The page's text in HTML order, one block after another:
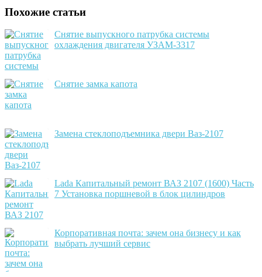
Похожие статьи
Снятие выпускного патрубка системы
охлаждения двигателя УЗАМ-3317
Cнятие замка капота
Замена стеклоподъемника двери Ваз-2107
Lada Капитальный ремонт ВАЗ 2107 (1600) Часть
7 Установка поршневой в блок цилиндров
Корпоративная почта: зачем она бизнесу и как
выбрать лучший сервис